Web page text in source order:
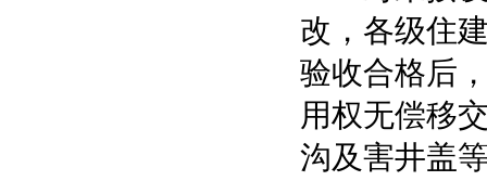
改，各级住
验收合格后
用权无偿移
沟及害井盖